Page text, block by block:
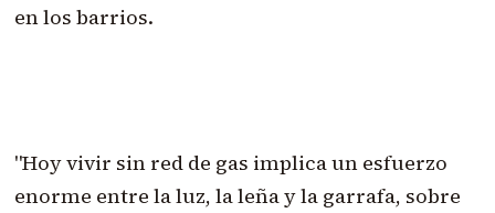
en los barrios.
"Hoy vivir sin red de gas implica un esfuerzo
enorme entre la luz, la leña y la garrafa, sobre